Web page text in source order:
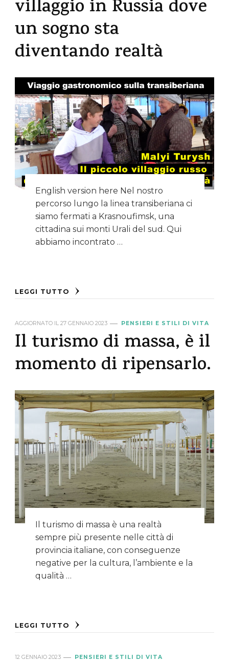
villaggio in Russia dove
un sogno sta
diventando realtà
English version here Nel nostro
percorso lungo la linea transiberiana ci
siamo fermati a Krasnoufimsk, una
cittadina sui monti Urali del sud. Qui
abbiamo incontrato …
LEGGI TUTTO
AGGIORNATO IL 27 GENNAIO 2023 PENSIERI E STILI DI VITA
Il turismo di massa, è il
momento di ripensarlo.
Il turismo di massa è una realtà
sempre più presente nelle città di
provincia italiane, con conseguenze
negative per la cultura, l’ambiente e la
qualità …
LEGGI TUTTO
12 GENNAIO 2023 PENSIERI E STILI DI VITA